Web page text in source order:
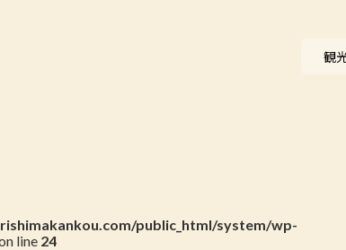
観
public_html/system/wp-
line 24